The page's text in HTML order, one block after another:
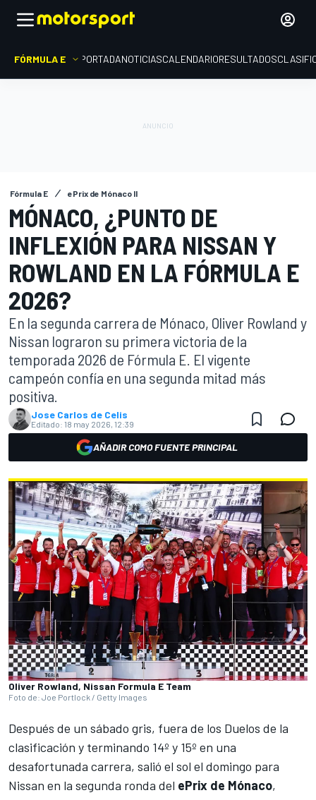
FÓRMULA E PORTADANOTICIASCALENDARIORESULTADOS
Fórmula E ePrix de Mónaco II
MÓNACO, ¿PUNTO DE
INFLEXIÓN PARA NISSAN Y
ROWLAND EN LA FÓRMULA E
2026?
En la segunda carrera de Mónaco, Oliver Rowland y
Nissan lograron su primera victoria de la
temporada 2026 de Fórmula E. El vigente
campeón confía en una segunda mitad más
positiva.
Jose Carlos de Celis
Editado: 18 may 2026, 12:39
AÑADIR COMO FUENTE PRINCIPAL
Oliver Rowland, Nissan Formula E Team
Foto de: Joe Portlock / Getty Images
Después de un sábado gris, fuera de los Duelos de la
clasificación y terminando 14º y 15º en una
desafortunada carrera, salió el sol el domingo para
Nissan en la segunda ronda del ePrix de Mónaco,